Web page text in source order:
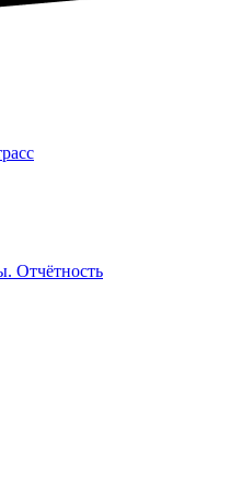
Отчётность